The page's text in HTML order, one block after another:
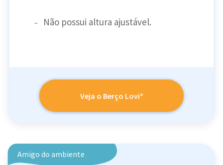
Não possui altura ajustável.
Veja o Berço Lovi*
Amigo do ambiente